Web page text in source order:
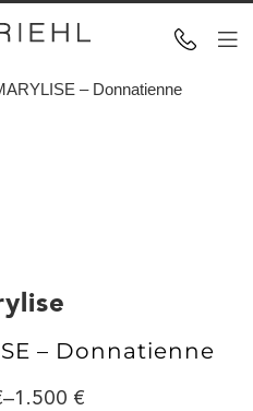
– Donnatienne
– Donnatienne
–1.500